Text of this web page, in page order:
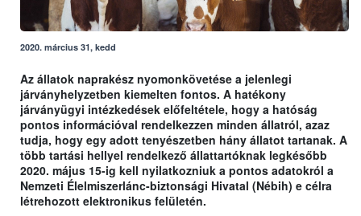
2020. március 31, kedd
Az állatok naprakész nyomonkövetése a jelenlegi
járványhelyzetben kiemelten fontos. A hatékony
járványügyi intézkedések előfeltétele, hogy a hatóság
pontos információval rendelkezzen minden állatról, azaz
tudja, hogy egy adott tenyészetben hány állatot tartanak. A
több tartási hellyel rendelkező állattartóknak legkésőbb
2020. május 15-ig kell nyilatkozniuk a pontos adatokról a
Nemzeti Élelmiszerlánc-biztonsági Hivatal (Nébih) e célra
létrehozott elektronikus felületén.